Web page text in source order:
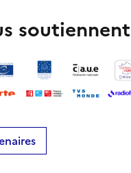
soutiennent